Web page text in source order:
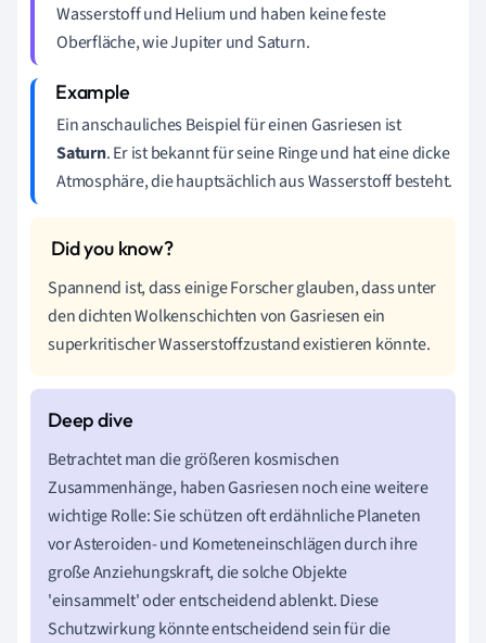
Wasserstoff und Helium und haben keine feste
Oberfläche, wie Jupiter und Saturn.
Ein anschauliches Beispiel für einen Gasriesen ist
Saturn. Er ist bekannt für seine Ringe und hat eine dicke
Atmosphäre, die hauptsächlich aus Wasserstoff besteht.
Spannend ist, dass einige Forscher glauben, dass unter
den dichten Wolkenschichten von Gasriesen ein
superkritischer Wasserstoffzustand existieren könnte.
Betrachtet man die größeren kosmischen
Zusammenhänge, haben Gasriesen noch eine weitere
wichtige Rolle: Sie schützen oft erdähnliche Planeten
vor Asteroiden- und Kometeneinschlägen durch ihre
große Anziehungskraft, die solche Objekte
'einsammelt' oder entscheidend ablenkt. Diese
Schutzwirkung könnte entscheidend sein für die